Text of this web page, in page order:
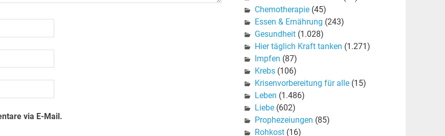
via E-Mail.
Chemotherapie(45)
Essen & Ernährung (243)
Gesundheit(1.028)
Hier täglich Kraft tanken (1.271)
Impfen (87)
Krebs(106)
Krisenvorbereitung für alle(15)
Leben (1.486)
Liebe(602)
Prophezeiungen (85)
Rohkost(16)